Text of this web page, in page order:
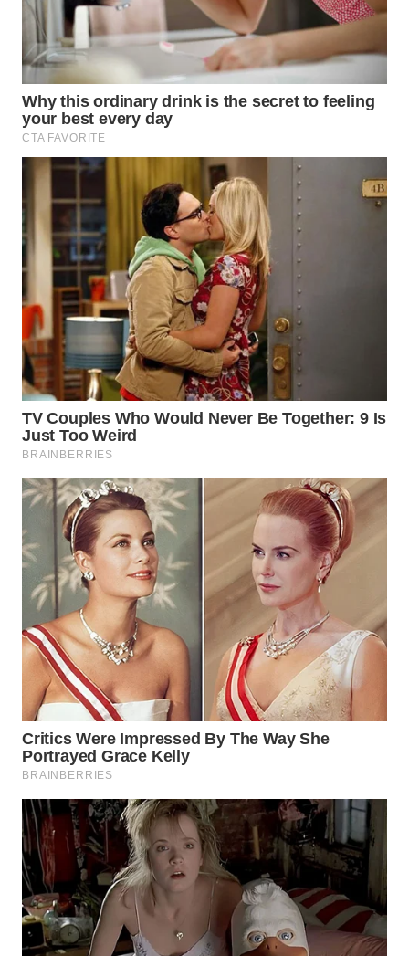
WN
SUKABUMI
WN
PURWAKARTA
WN
TIMUR
WN
SEMARANG
WN
SOLO
WN
BOROBUDUR
WN
MADURA
WN
SURABAYA
WN
NATUNA
WN
BINTAN
WN
MANDALIKA
WN
LIKUPANG
WN
LABUANBAJO
WN